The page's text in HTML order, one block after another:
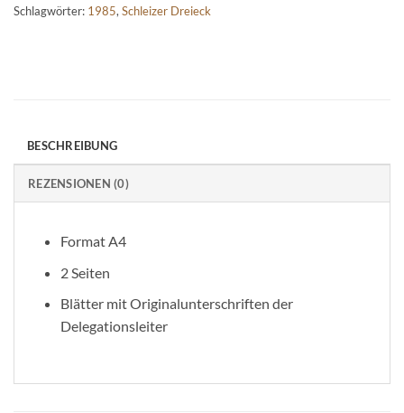
Schlagwörter: 1985,Schleizer Dreieck
BESCHREIBUNG
REZENSIONEN (0)
Format A4
2 Seiten
Blätter mit Originalunterschriften der
Delegationsleiter